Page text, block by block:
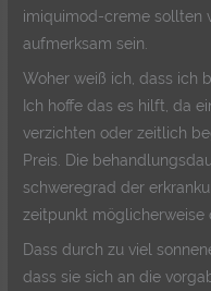
imiquimod-creme sollten
aufmerksam sein.
Woher weiß ich, dass ich
Ich hoffe das es hilft, da
verzichten oder zeitlich
Preis. Die
schweregrad der
zeitpunkt möglicherweise
Dass durch zu viel
dass sie sich an die